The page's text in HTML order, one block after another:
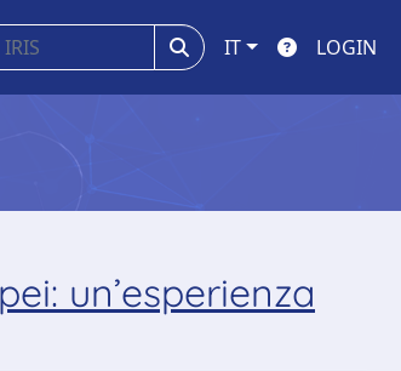
IT LOGIN
un’esperienza